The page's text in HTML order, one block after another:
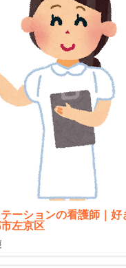
ーションの看護師｜好
左京区